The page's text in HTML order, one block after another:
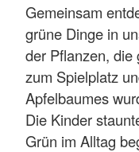
Gemeinsam
grüne Dinge in
der Pflanzen, die
zum Spielplatz
Apfelbaumes
Die Kinder
Grün im Alltag